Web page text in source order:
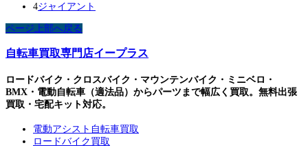
4ジャイアント
ページ上部へ戻る
自転車買取専門店イープラス
ロードバイク・クロスバイク・マウンテンバイク・ミニベロ・
BMX・電動自転車（適法品）からパーツまで幅広く買取。無料出張
買取・宅配キット対応。
電動アシスト自転車買取
ロードバイク買取